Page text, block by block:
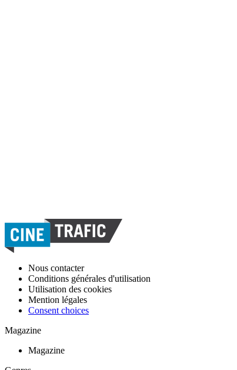
Nous contacter
Conditions générales d'utilisation
Utilisation des cookies
Mention légales
Consent choices
Magazine
Magazine